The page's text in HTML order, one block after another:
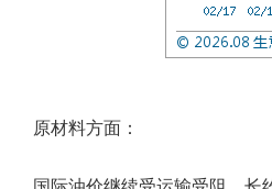
原材料方面：